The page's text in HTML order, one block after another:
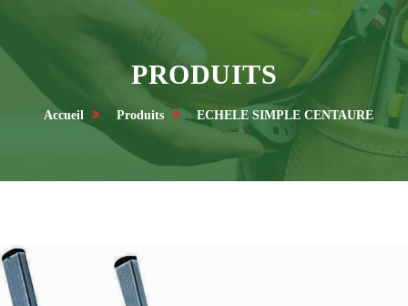
PRODUITS
Accueil Produits ECHELE SIMPLE CENTAURE